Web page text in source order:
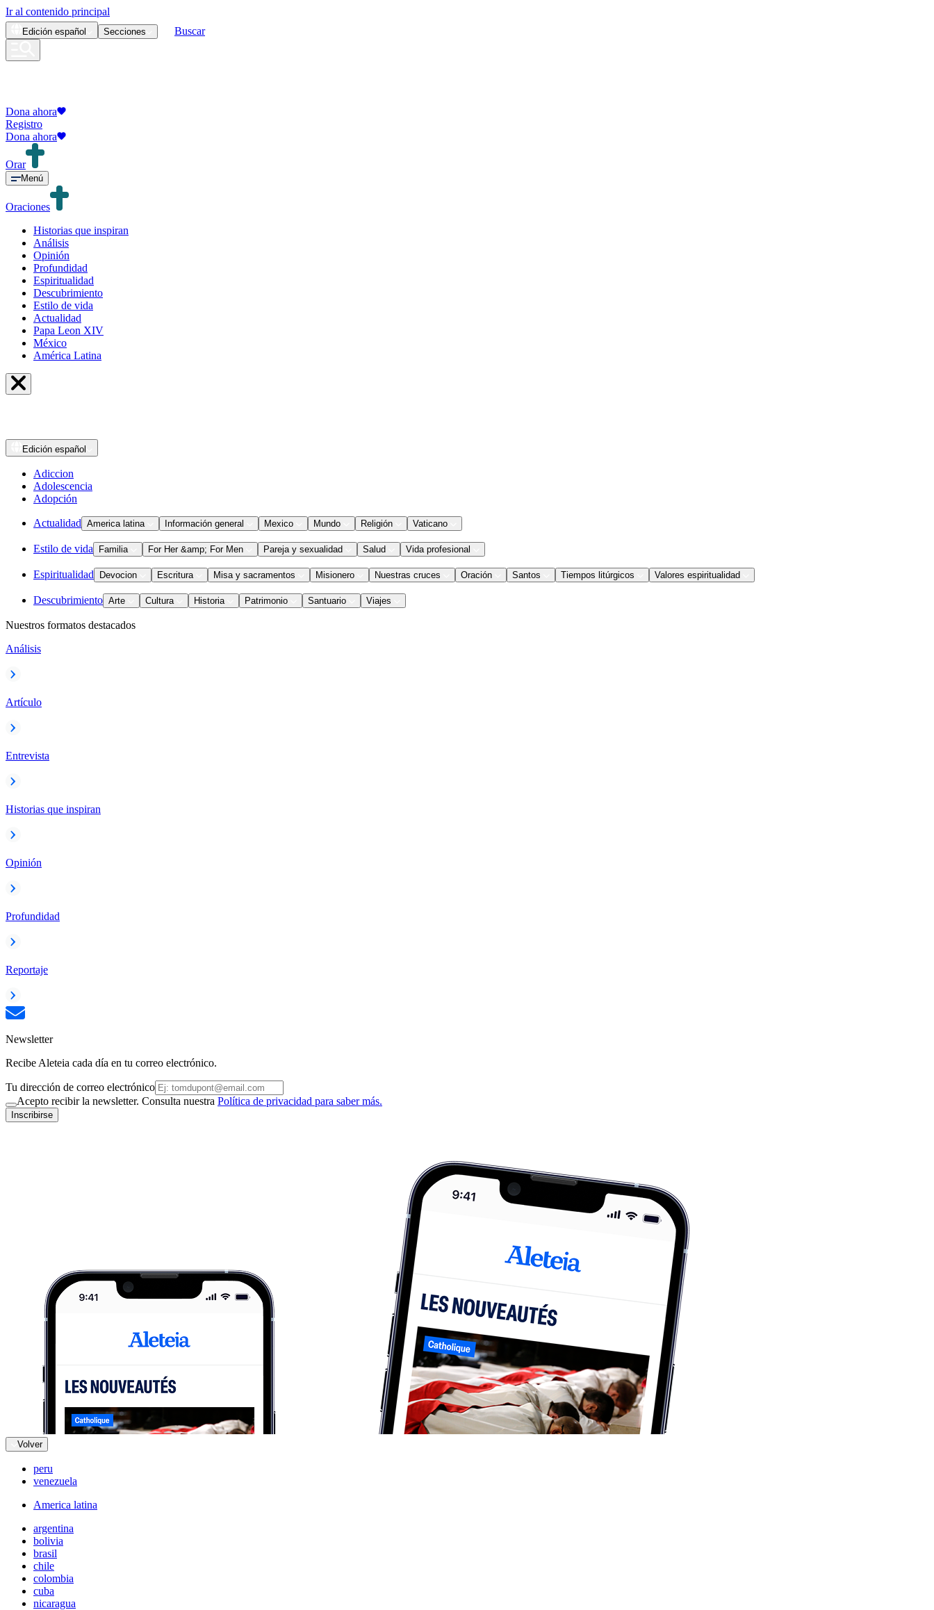
Ir al contenido principal
Edición español Secciones Buscar
Dona ahora
Registro
Dona ahora
Orar
Menú
Oraciones
Historias que inspiran
Análisis
Opinión
Profundidad
Espiritualidad
Descubrimiento
Estilo de vida
Actualidad
Papa Leon XIV
México
América Latina
Edición español
Adiccion
Adolescencia
Adopción
Actualidad America latina Información general Mexico Mundo Religión Vaticano
Estilo de vida Familia For Her &amp; For Men Pareja y sexualidad Salud Vida profesional
Espiritualidad Devocion Escritura Misa y sacramentos Misionero Nuestras cruces Oración Santos Tiempos litúrgicos Valores espiritualidad
Descubrimiento Arte Cultura Historia Patrimonio Santuario Viajes
Nuestros formatos destacados
Análisis
Artículo
Entrevista
Historias que inspiran
Opinión
Profundidad
Reportaje
Newsletter
Recibe Aleteia cada día en tu correo electrónico.
Tu dirección de correo electrónico
Acepto recibir la newsletter. Consulta nuestra Política de privacidad para saber más.
Inscribirse
Volver
peru
venezuela
America latina
argentina
bolivia
brasil
chile
colombia
cuba
nicaragua